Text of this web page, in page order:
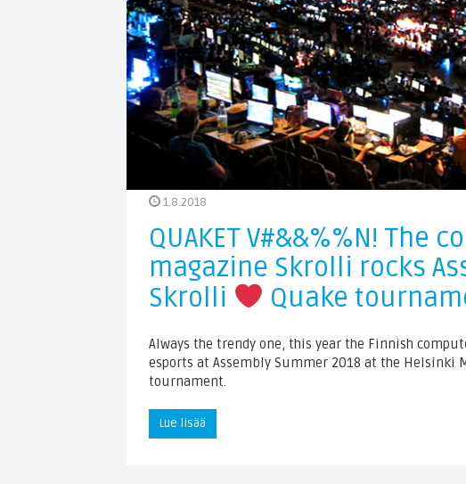
1.8.2018
QUAKET V#&&%%N! The
magazine Skrolli rocks
Skrolli
Quake
Always the trendy one, this year the Finnish
esports at Assembly Summer 2018 at the Helsinki
tournament.
Lue lisää